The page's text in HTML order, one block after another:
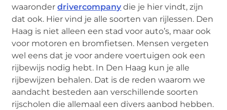
waaronderdrivercompany die je hier vindt, zijn
dat ook. Hier vind je alle soorten van rijlessen. Den
Haag is niet alleen een stad voor auto’s, maar ook
voor motoren en bromfietsen. Mensen vergeten
wel eens dat je voor andere voertuigen ook een
rijbewijs nodig hebt. In Den Haag kun je alle
rijbewijzen behalen. Dat is de reden waarom we
aandacht besteden aan verschillende soorten
rijscholen die allemaal een divers aanbod hebben.